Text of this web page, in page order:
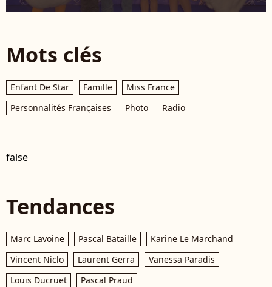
Mots clés
Enfant De Star Famille
Miss France
Personnalités Françaises
Photo Radio
false
Tendances
Marc Lavoine Pascal Bataille
Karine Le Marchand
Vincent Niclo
Laurent Gerra
Vanessa Paradis
Louis Ducruet
Pascal Praud